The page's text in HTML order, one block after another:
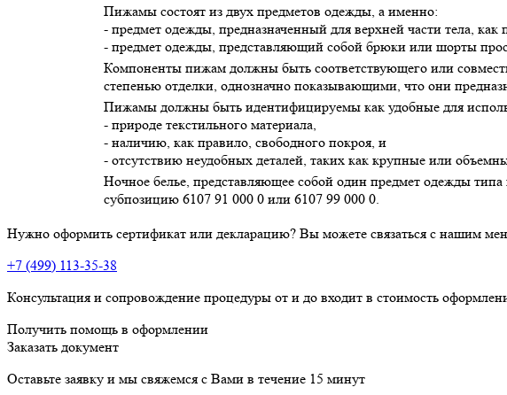
Пижамы состоят из двух предметов одежды, а именно:
- предмет одежды, предназначенный для верхней части тела, как
- предмет одежды, представляющий собой брюки или шорты
Компоненты пижам должны быть соответствующего или
степенью отделки, однозначно показывающими, что они
Пижамы должны быть идентифицируемы как удобные для
- природе текстильного материала,
- наличию, как правило, свободного покроя, и
- отсутствию неудобных деталей, таких как крупные или
Ночное белье, представляющее собой один предмет одежды
субпозицию 6107 91 000 0 или 6107 99 000 0.
Нужно оформить сертификат или декларацию? Вы можете связаться с нашим
+7 (499) 113-35-38
Консультация и сопровождение процедуры от и до входит в стоимость
Получить помощь в оформлении
Заказать документ
Оставьте заявку и мы свяжемся с Вами в течение 15 минут